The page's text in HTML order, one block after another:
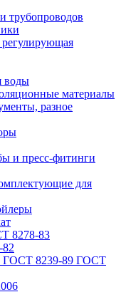
трубопроводов
регулирующая
воды
материалы
разное
и пресс-фитинги
для
8278-83
ГОСТ 8239-89 ГОСТ